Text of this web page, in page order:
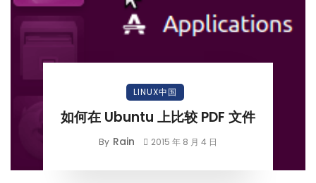
LINUX中国
如何在 Ubuntu 上比较 PDF 文件
By Rain 2015 年 8 月 4 日